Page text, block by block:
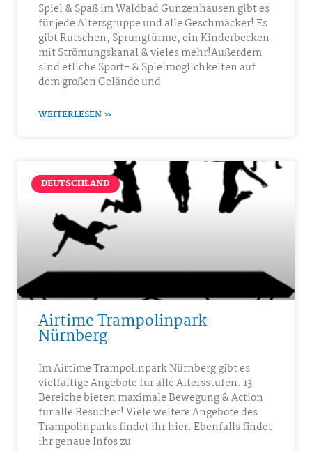
Spiel & Spaß im Waldbad Gunzenhausen gibt es
für jede Altersgruppe und alle Geschmäcker! Es
gibt Rutschen, Sprungtürme, ein Kinderbecken
mit Strömungskanal & vieles mehr!Außerdem
sind etliche Sport- & Spielmöglichkeiten auf
dem großen Gelände und
WEITERLESEN »
DEUTSCHLAND
Airtime Trampolinpark
Nürnberg
Im Airtime Trampolinpark Nürnberg gibt es
vielfältige Angebote für alle Altersstufen. 13
Bereiche bieten maximale Bewegung & Action
für alle Besucher! Viele weitere Angebote des
Trampolinparks findet ihr hier. Ebenfalls findet
ihr genaue Infos zu